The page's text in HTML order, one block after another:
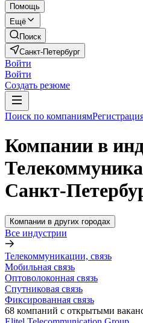
Помощь
Ещё
Поиск
Санкт-Петербург
Войти
Войти
Создать резюме
Поиск по компаниям
Компании в
Санкт-
Компании в других городах
Все индустрии
Телекоммуникации, связь
Мобильная связь
Оптоволоконная связь
Спутниковая связь
Фиксированная связь
68 компаний с открытыми